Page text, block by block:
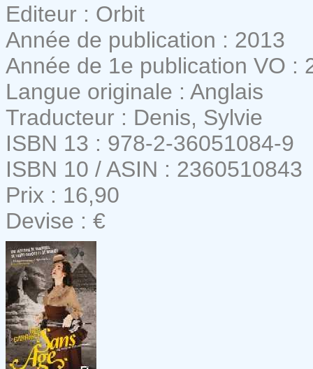
Editeur : Orbit
Année de publication : 2013
Année de 1e publication VO :
Langue originale : Anglais
Traducteur : Denis, Sylvie
ISBN 13 : 978-2-36051084-9
ISBN 10 / ASIN : 2360510843
Prix : 16,90
Devise : €